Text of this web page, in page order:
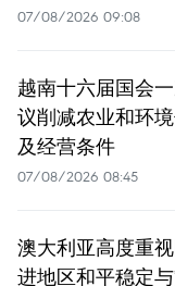
07/08/2026 09:08
越南十六届国会
议削减农业和环
及经营条件
07/08/2026 08:45
澳大利亚高度重
进地区和平稳定